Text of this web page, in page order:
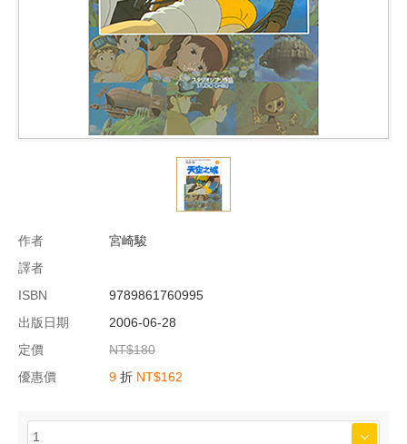
作者
宮崎駿
譯者
ISBN
9789861760995
出版日期
2006-06-28
定價
NT$180
優惠價
9 折 NT$162